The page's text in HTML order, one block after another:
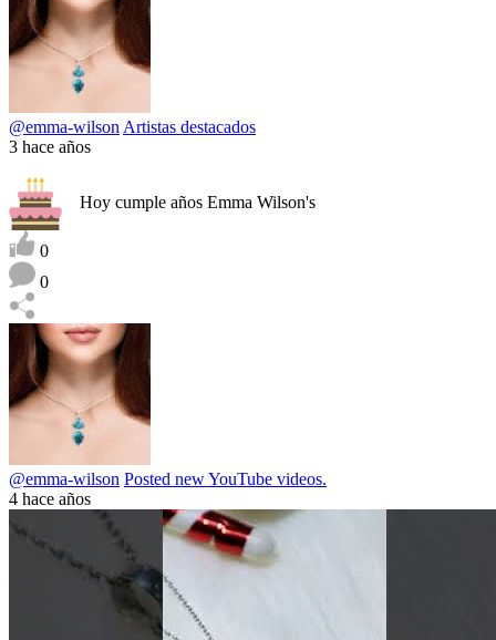
@emma-wilson Artistas destacados
3 hace años
Hoy cumple años Emma Wilson's
0
0
@emma-wilson Posted new YouTube videos.
4 hace años